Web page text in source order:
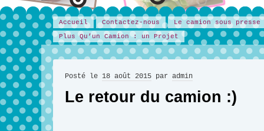
Accueil Contactez-nous
Le camion sous presse
Plus Qu’un Camion : un Projet
Le retour du camion :)
Posté le 18 août 2015 par admin